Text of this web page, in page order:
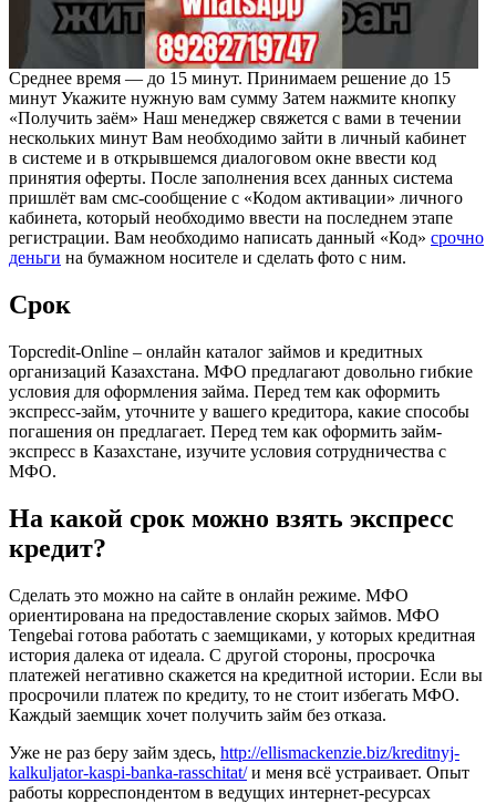
Среднее время — до 15 минут. Принимаем решение до 15
минут Укажите нужную вам сумму Затем нажмите кнопку
«Получить заём» Наш менеджер свяжется с вами в течении
нескольких минут Вам необходимо зайти в личный кабинет
в системе и в открывшемся диалоговом окне ввести код
принятия оферты. После заполнения всех данных система
пришлёт вам смс-сообщение с «Кодом активации» личного
кабинета, который необходимо ввести на последнем этапе
регистрации. Вам необходимо написать данный «Код» срочно
деньги на бумажном носителе и сделать фото с ним.
Срок
Topсredit-Online – онлайн каталог займов и кредитных
организаций Казахстана. МФО предлагают довольно гибкие
условия для оформления займа. Перед тем как оформить
экспресс-займ, уточните у вашего кредитора, какие способы
погашения он предлагает. Перед тем как оформить займ-
экспресс в Казахстане, изучите условия сотрудничества с
МФО.
На какой срок можно взять экспресс
кредит?
Сделать это можно на сайте в онлайн режиме. МФО
ориентирована на предоставление скорых займов. МФО
Tengebai готова работать с заемщиками, у которых кредитная
история далека от идеала. С другой стороны, просрочка
платежей негативно скажется на кредитной истории. Если вы
просрочили платеж по кредиту, то не стоит избегать МФО.
Каждый заемщик хочет получить займ без отказа.
Уже не раз беру займ здесь, http://ellismackenzie.biz/kreditnyj-
kalkuljator-kaspi-banka-rasschitat/и меня всё устраивает. Опыт
работы корреспондентом в ведущих интернет-ресурсах